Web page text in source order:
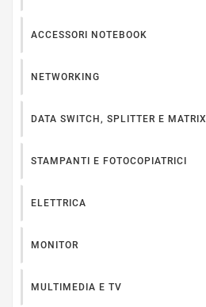
ACCESSORI NOTEBOOK
NETWORKING
DATA SWITCH, SPLITTER E MATRIX
STAMPANTI E FOTOCOPIATRICI
ELETTRICA
MONITOR
MULTIMEDIA E TV